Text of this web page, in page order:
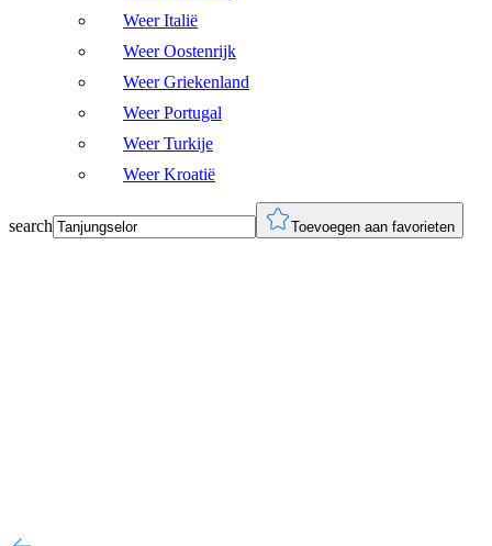
Weer Italië
Weer Oostenrijk
Weer Griekenland
Weer Portugal
Weer Turkije
Weer Kroatië
search Toevoegen aan favorieten